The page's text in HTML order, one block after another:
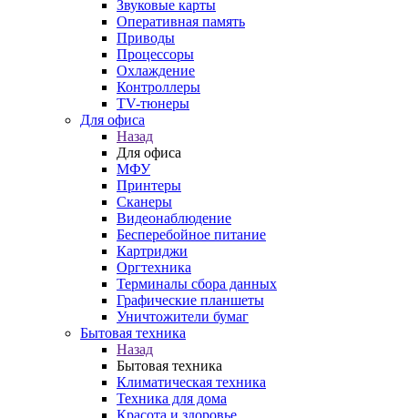
Звуковые карты
Оперативная память
Приводы
Процессоры
Охлаждение
Контроллеры
TV-тюнеры
Для офиса
Назад
Для офиса
МФУ
Принтеры
Сканеры
Видеонаблюдение
Бесперебойное питание
Картриджи
Оргтехника
Терминалы сбора данных
Графические планшеты
Уничтожители бумаг
Бытовая техника
Назад
Бытовая техника
Климатическая техника
Техника для дома
Красота и здоровье